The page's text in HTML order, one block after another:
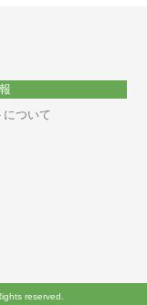
について
reserved.